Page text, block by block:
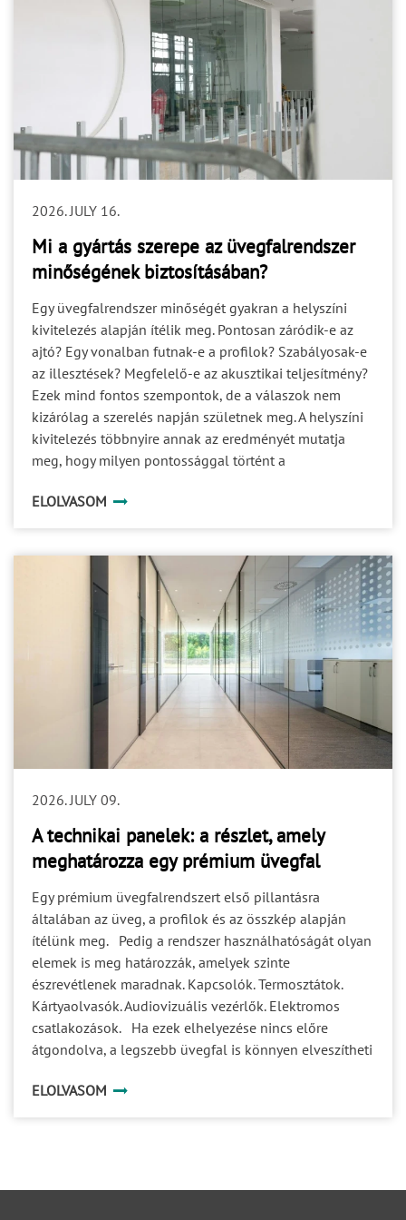
2026. JULY 16.
Mi a gyártás szerepe az üvegfalrendszer
minőségének biztosításában?
Egy üvegfalrendszer minőségét gyakran a helyszíni
kivitelezés alapján ítélik meg. Pontosan záródik-e az
ajtó? Egy vonalban futnak-e a profilok? Szabályosak-e
az illesztések? Megfelelő-e az akusztikai teljesítmény?
Ezek mind fontos szempontok, de a válaszok nem
kizárólag a szerelés napján születnek meg. A helyszíni
kivitelezés többnyire annak az eredményét mutatja
meg, hogy milyen pontossággal történt a
üvegek megrendelése és a különböző szereplők
megérkezne a helyszínre.
ELOLVASOM
2026. JULY 09.
A technikai panelek: a részlet, amely
meghatározza egy prémium üvegfal
működését
Egy prémium üvegfalrendszert első pillantásra
általában az üveg, a profilok és az összkép alapján
ítélünk meg. Pedig a rendszer használhatóságát olyan
elemek is meg határozzák, amelyek szinte
észrevétlenek maradnak. Kapcsolók. Termosztátok.
Kártyaolvasók. Audiovizuális vezérlők. Elektromos
csatlakozások. Ha ezek elhelyezése nincs előre
átgondolva, a legszebb üvegfal is könnyen elveszítheti
nemcsak esztétikai kompromisszumokat
ELOLVASOM